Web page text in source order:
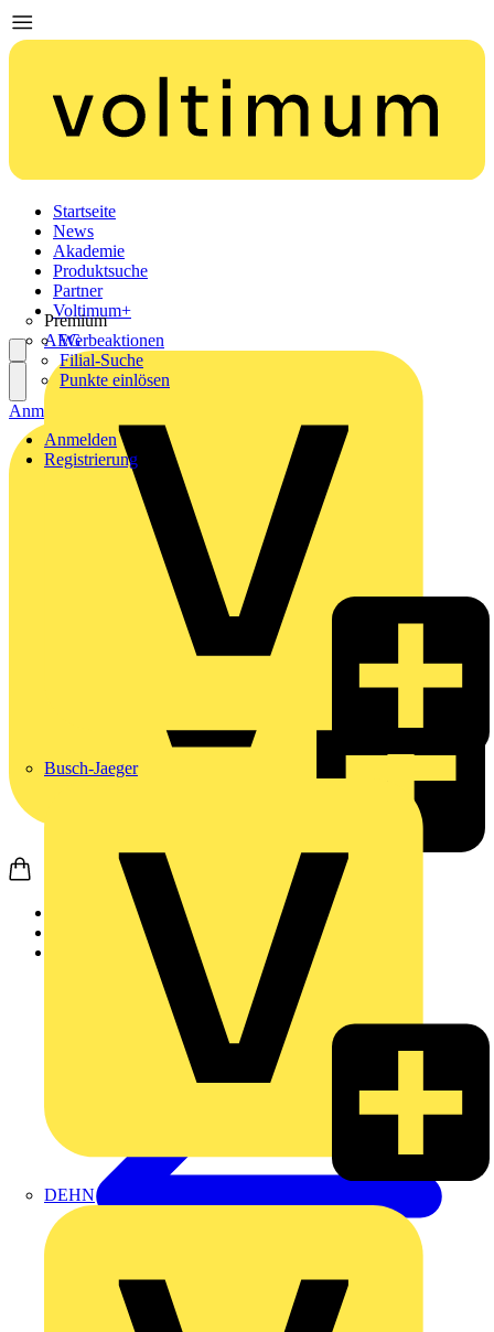
Startseite
News
Akademie
Produktsuche
Partner
Premium
AEG
Busch-Jaeger
DEHN
Voltimum+
Werbeaktionen
Filial-Suche
Punkte einlösen
Anmelden
Registrierung
Anmelden